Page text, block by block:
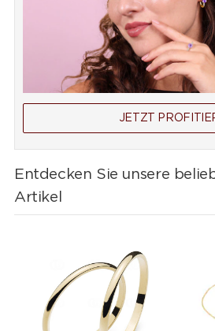
JETZT
Entdecken Sie unsere
Artikel